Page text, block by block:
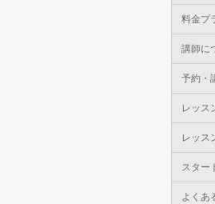
料金プ
講師に
予約・
レッス
レッス
スター
よくあ